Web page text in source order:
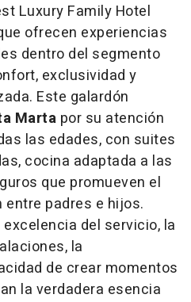
Luxury Family Hotel
ofrecen experiencias
dentro del segmento
exclusividad y
Este galardón
Marta por su atención
las edades, con suites
cocina adaptada a las
que promueven el
padres e hijos.
del servicio, la
la
de crear momentos
la verdadera esencia